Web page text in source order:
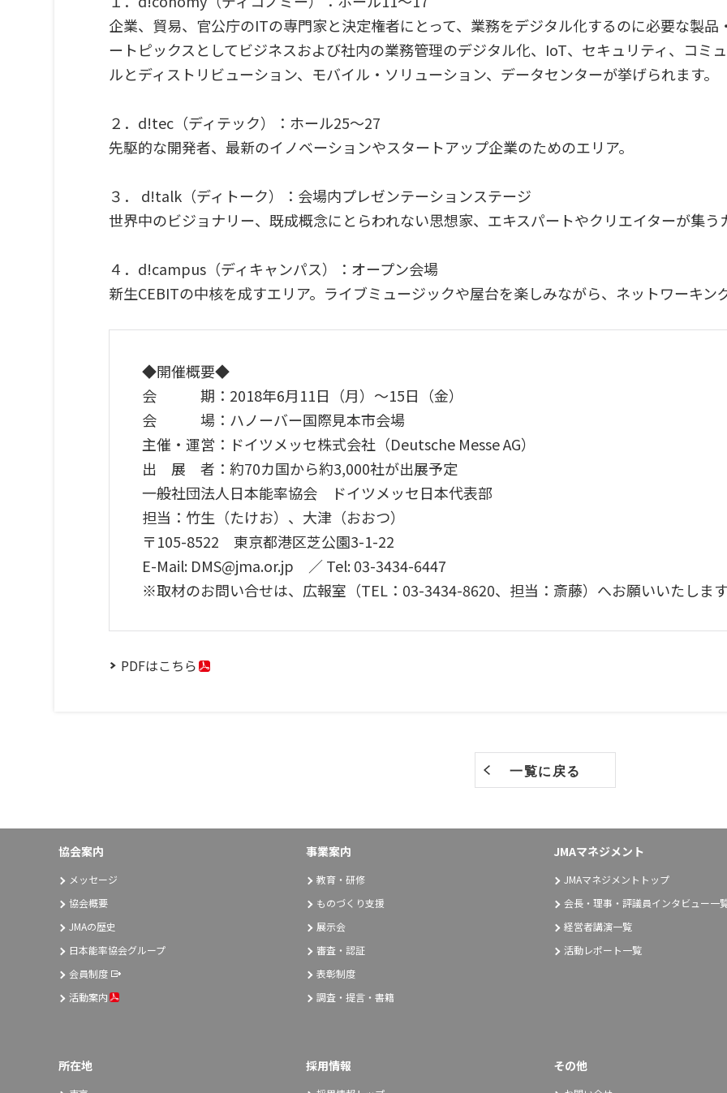
企業、貿易、官公庁のITの専門家と決定権者にとって、業務をデジタル化するのに必要な製
ートピックスとしてビジネスおよび社内の業務管理のデジタル化、IoT、セキュリティ、コミ
ルとディストリビューション、モバイル・ソリューション、データセンターが挙げられます。
２．d!tec（ディテック）：ホール25〜27
先駆的な開発者、最新のイノベーションやスタートアップ企業のためのエリア。
３． d!talk（ディトーク）：会場内プレゼンテーションステージ
世界中のビジョナリー、既成概念にとらわれない思想家、エキスパートやクリエイターが集
４．d!campus（ディキャンパス）：オープン会場
新生CEBITの中核を成すエリア。ライブミュージックや屋台を楽しみながら、ネットワーキン
◆開催概要◆
会 期：2018年6月11日（月）〜15日（金）
会 場：ハノーバー国際見本市会場
主催・運営：ドイツメッセ株式会社（Deutsche Messe AG）
出 展 者：約70カ国から約3,000社が出展予定
一般社団法人日本能率協会 ドイツメッセ日本代表部
担当：竹生（たけお）、大津（おおつ）
〒105-8522 東京都港区芝公園3-1-22
E-Mail: DMS@jma.or.jp ／ Tel: 03-3434-6447
※取材のお問い合せは、広報室（TEL：03-3434-8620、担当：斎藤）へお願いいたしま
PDFはこちら
一覧に戻る
協会案内
メッセージ
協会概要
JMAの歴史
日本能率協会グループ
会員制度
活動案内
事業案内
教育・研修
ものづくり支援
展示会
審査・認証
表彰制度
調査・提言・書籍
JMAマネジメント
JMAマネジメントトップ
会長・理事・評議員インタビュー一
経営者講演一覧
活動レポート一覧
所在地 採用情報 その他